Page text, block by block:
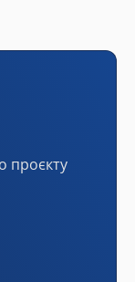
проєкту